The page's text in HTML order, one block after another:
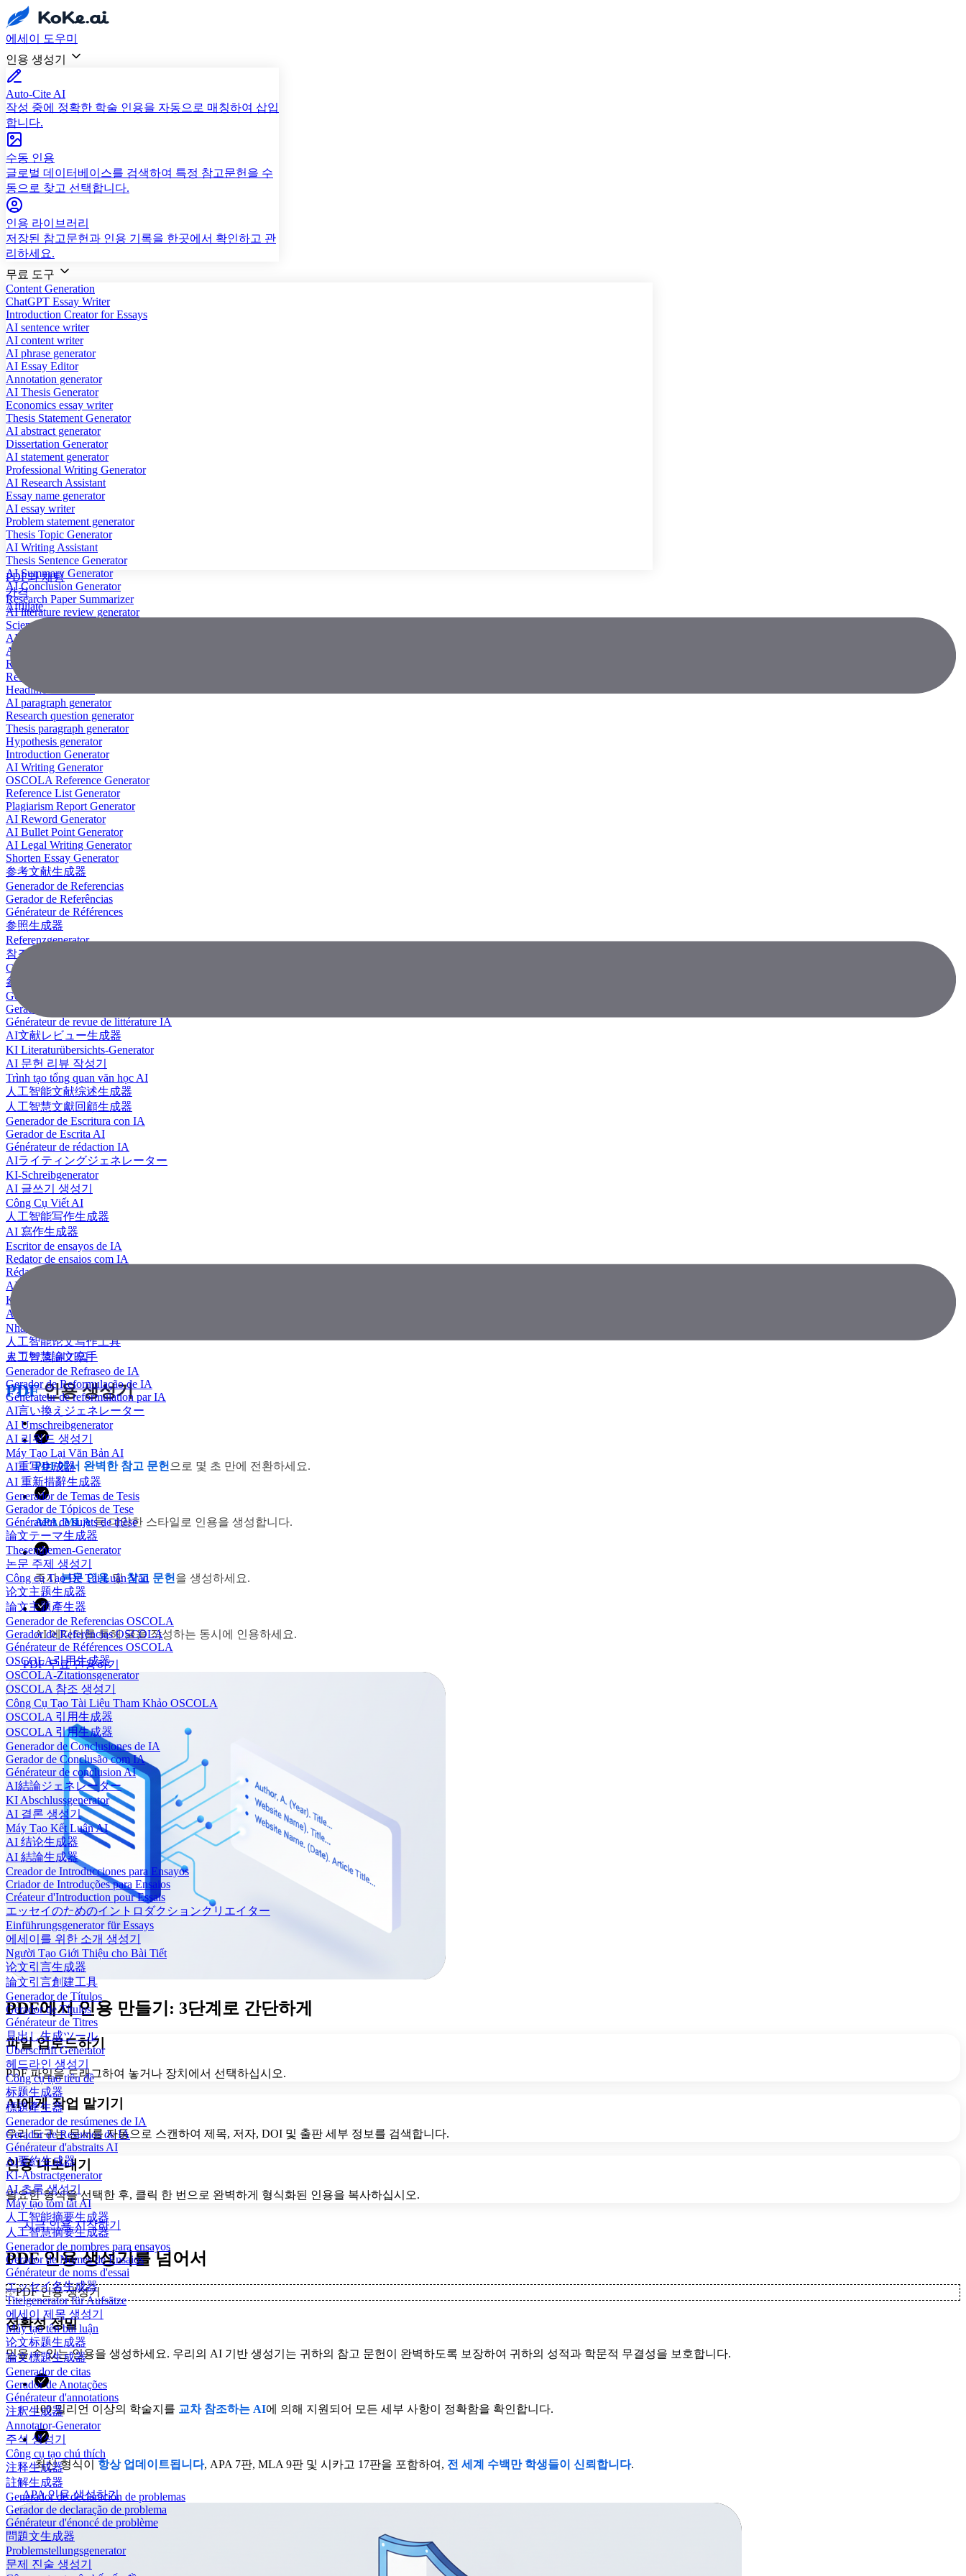
에세이 도우미
인용 생성기
Auto-Cite AI
작성 중에 정확한 학술 인용을 자동으로 매칭하여 삽입
합니다.
수동 인용
글로벌 데이터베이스를 검색하여 특정 참고문헌을 수
동으로 찾고 선택합니다.
인용 라이브러리
저장된 참고문헌과 인용 기록을 한곳에서 확인하고 관
리하세요.
무료 도구
Content Generation
ChatGPT Essay Writer
Introduction Creator for Essays
AI sentence writer
AI content writer
AI phrase generator
AI Essay Editor
Annotation generator
AI Thesis Generator
Economics essay writer
Thesis Statement Generator
AI abstract generator
Dissertation Generator
AI statement generator
Professional Writing Generator
AI Research Assistant
Essay name generator
AI essay writer
Problem statement generator
Thesis Topic Generator
AI Writing Assistant
Thesis Sentence Generator
AI Summary Generator
AI Conclusion Generator
Research Paper Summarizer
AI literature review generator
Scientific Paper Summarizer
AI case study generator
AI Research Paper Generator
Research Title Generator
Reference Generator
Headline Generator
AI paragraph generator
Research question generator
Thesis paragraph generator
Hypothesis generator
Introduction Generator
AI Writing Generator
OSCOLA Reference Generator
Reference List Generator
Plagiarism Report Generator
AI Reword Generator
AI Bullet Point Generator
AI Legal Writing Generator
Shorten Essay Generator
参考文献生成器
Generador de Referencias
Gerador de Referências
Générateur de Références
参照生成器
Referenzgenerator
참조 생성기
Công Cụ Tạo Tài Liệu Tham Khảo
參考文獻生成器
Generador de revisión literaria con IA
Gerador de Revisão de Literatura em IA
Générateur de revue de littérature IA
AI文献レビュー生成器
KI Literaturübersichts-Generator
AI 문헌 리뷰 작성기
Trình tạo tổng quan văn học AI
人工智能文献综述生成器
人工智慧文獻回顧生成器
Generador de Escritura con IA
Gerador de Escrita AI
Générateur de rédaction IA
AIライティングジェネレーター
KI-Schreibgenerator
AI 글쓰기 생성기
Công Cụ Viết AI
人工智能写作生成器
AI 寫作生成器
Escritor de ensayos de IA
Redator de ensaios com IA
Rédacteur d'essais IA
AIエッセイライター
KI Essay-Schreiber
AI 에세이 작성기
Nhà văn luận văn AI
人工智能论文写作工具
人工智慧論文寫手
Generador de Refraseo de IA
Gerador de Reformulação de IA
Générateur de reformulation par IA
AI言い換えジェネレーター
AI Umschreibgenerator
AI 리워드 생성기
Máy Tạo Lại Văn Bản AI
AI重写生成器
AI 重新措辭生成器
Generador de Temas de Tesis
Gerador de Tópicos de Tese
Générateur de sujets de thèse
論文テーマ生成器
Thesenthemen-Generator
논문 주제 생성기
Công cụ Tạo Đề Tài Luận Văn
论文主题生成器
論文主題產生器
Generador de Referencias OSCOLA
Gerador de Referências OSCOLA
Générateur de Références OSCOLA
OSCOLA引用生成器
OSCOLA-Zitationsgenerator
OSCOLA 참조 생성기
Công Cụ Tạo Tài Liệu Tham Khảo OSCOLA
OSCOLA 引用生成器
OSCOLA 引用生成器
Generador de Conclusiones de IA
Gerador de Conclusão com IA
Générateur de conclusion AI
AI結論ジェネレーター
KI Abschlussgenerator
AI 결론 생성기
Máy Tạo Kết Luận AI
AI 结论生成器
AI 結論生成器
Creador de Introducciones para Ensayos
Criador de Introduções para Ensaios
Créateur d'Introduction pour Essais
エッセイのためのイントロダクションクリエイター
Einführungsgenerator für Essays
에세이를 위한 소개 생성기
Người Tạo Giới Thiệu cho Bài Tiết
论文引言生成器
論文引言創建工具
Generador de Títulos
Gerador de Títulos
Générateur de Titres
見出し生成ツール
Überschrift Generator
헤드라인 생성기
Công cụ tạo tiêu đề
标题生成器
標題產生器
Generador de resúmenes de IA
Gerador de Resumos de IA
Générateur d'abstraits AI
AI要約生成器
KI-Abstractgenerator
AI 초록 생성기
Máy tạo tóm tắt AI
人工智能摘要生成器
人工智慧摘要生成器
Generador de nombres para ensayos
Gerador de Nomes de Ensaios
Générateur de noms d'essai
エッセイ名生成器
Titelgenerator für Aufsätze
에세이 제목 생성기
Máy tạo tên bài luận
论文标题生成器
論文標題生成器
Generador de citas
Gerador de Anotações
Générateur d'annotations
注釈生成器
Annotator-Generator
주석 생성기
Công cụ tạo chú thích
注释生成器
註解生成器
Generador de declaración de problemas
Gerador de declaração de problema
Générateur d'énoncé de problème
問題文生成器
Problemstellungsgenerator
문제 진술 생성기
PDF와 채팅
가격
Affiliate
로그인회원가입
PDF인용 생성기
PDF에서 완벽한 참고 문헌 으로 몇 초 만에 전환하세요.
APA,MLA등 다양한 스타일로 인용을 생성합니다.
즉시본문 인용및참고 문헌 을 생성하세요.
AI 에디터를 통해 글을 작성하는 동시에 인용하세요.
PDF 무료 인용하기
PDF에서 인용 만들기: 3단계로 간단하게
파일 업로드하기
PDF 파일을 드래그하여 놓거나 장치에서 선택하십시오.
AI에게 작업 맡기기
우리 도구는 문서를 자동으로 스캔하여 제목, 저자, DOI 및 출판 세부 정보를 검색합니다.
인용 내보내기
필요한 형식을 선택한 후, 클릭 한 번으로 완벽하게 형식화된 인용을 복사하십시오.
지금 인용 시작하기
PDF 인용 생성기를 넘어서
✨PDF 인용 생성기
정확성 정밀
믿을 수 있는 인용을 생성하세요. 우리의 AI 기반 생성기는 귀하의 참고 문헌이 완벽하도록 보장하여 귀하의 성적과 학문적 무결성을 보호합니다.
100 밀리언 이상의 학술지를 교차 참조하는 AI에 의해 지원되어 모든 세부 사항이 정확함을 확인합니다.
최신 형식이 항상 업데이트됩니다, APA 7판, MLA 9판 및 시카고 17판을 포함하여, 전 세계 수백만 학생들이 신뢰합니다.
APA 인용 생성하기